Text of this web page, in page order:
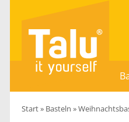
Start» Basteln »